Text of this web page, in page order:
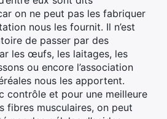
on ne peut pas les fabriquer
nous les fournit. Il n’est
de passer par des
les œufs, les laitages, les
ou encore l’association
nous les apportent.
contrôle et pour une meilleure
fibres musculaires, on peut